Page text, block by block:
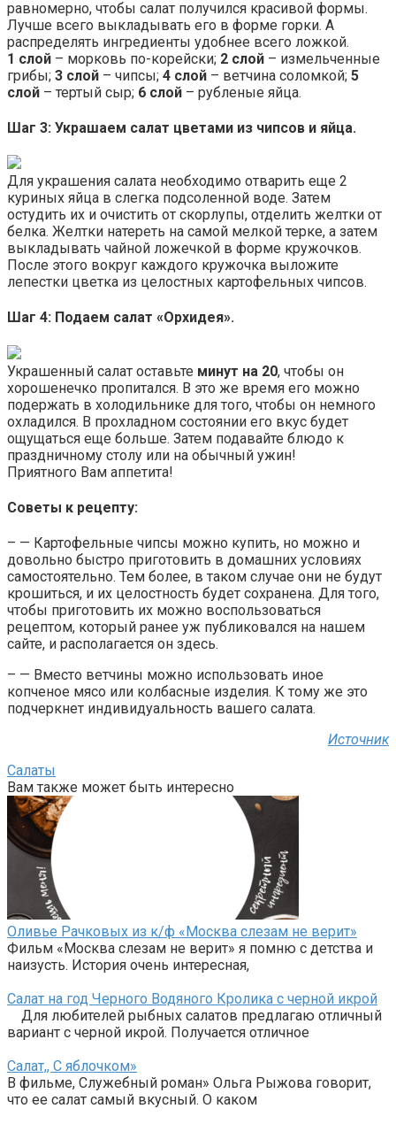
равномерно, чтобы салат получился красивой формы.
Лучше всего выкладывать его в форме горки. А
распределять ингредиенты удобнее всего ложкой.
1 слой – морковь по-корейски; 2 слой – измельченные
грибы; 3 слой – чипсы; 4 слой – ветчина соломкой; 5
слой – тертый сыр; 6 слой – рубленые яйца.
Шаг 3: Украшаем салат цветами из чипсов и яйца.
Для украшения салата необходимо отварить еще 2
куриных яйца в слегка подсоленной воде. Затем
остудить их и очистить от скорлупы, отделить желтки от
белка. Желтки натереть на самой мелкой терке, а затем
выкладывать чайной ложечкой в форме кружочков.
После этого вокруг каждого кружочка выложите
лепестки цветка из целостных картофельных чипсов.
Шаг 4: Подаем салат «Орхидея».
Украшенный салат оставьте минут на 20, чтобы он
хорошенечко пропитался. В это же время его можно
подержать в холодильнике для того, чтобы он немного
охладился. В прохладном состоянии его вкус будет
ощущаться еще больше. Затем подавайте блюдо к
праздничному столу или на обычный ужин!
Приятного Вам аппетита!
Советы к рецепту:
– — Картофельные чипсы можно купить, но можно и
довольно быстро приготовить в домашних условиях
самостоятельно. Тем более, в таком случае они не будут
крошиться, и их целостность будет сохранена. Для того,
чтобы приготовить их можно воспользоваться
рецептом, который ранее уж публиковался на нашем
сайте, и располагается он здесь.
– — Вместо ветчины можно использовать иное
копченое мясо или колбасные изделия. К тому же это
подчеркнет индивидуальность вашего салата.
Источник
Салаты
Вам также может быть интересно
Оливье Рачковых из к/ф «Москва слезам не верит»
Фильм «Москва слезам не верит» я помню с детства и
наизусть. История очень интересная,
Салат на год Черного Водяного Кролика с черной икрой
Для любителей рыбных салатов предлагаю отличный
вариант с черной икрой. Получается отличное
Салат,, С яблочком»
В фильме, Служебный роман» Ольга Рыжова говорит,
что ее салат самый вкусный. О каком